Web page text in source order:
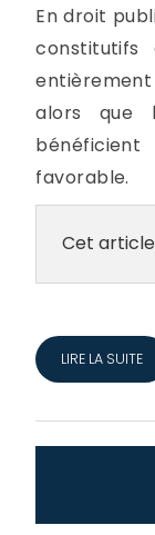
En droit
constitutifs
alors que
favorable.
Cet
LIRE LA SUITE